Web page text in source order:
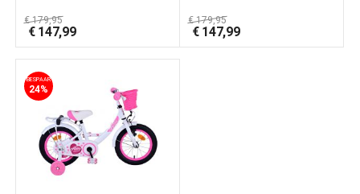
€179,95
€ 147,99
€179,95
€ 147,99
BESPAAR
24%